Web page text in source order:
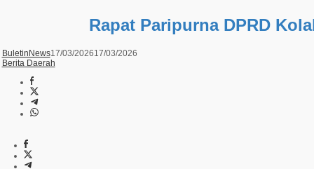
Rapat Paripurna DPRD
BuletinNews17/03/202617/03/2026
Berita Daerah